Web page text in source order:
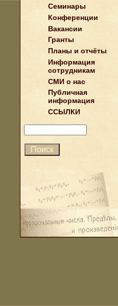
Семинары
Конференции
Вакансии
Гранты
Планы и отчёты
Информация
сотрудникам
СМИ о нас
Публичная
информация
ССЫЛКИ